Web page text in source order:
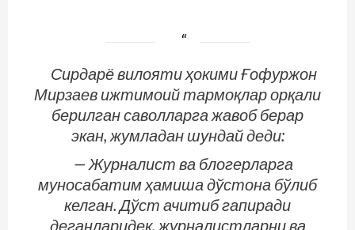
Сирдарё вилояти ҳокими Ғофуржон
Мирзаев ижтимоий тармоқлар орқали
берилган саволларга жавоб берар
экан, жумладан шундай деди:
— Журналист ва блогерларга
муносабатим ҳамиша дўстона бўлиб
келган. Дўст ачитиб гапиради
деганларидек, журналистларни ва